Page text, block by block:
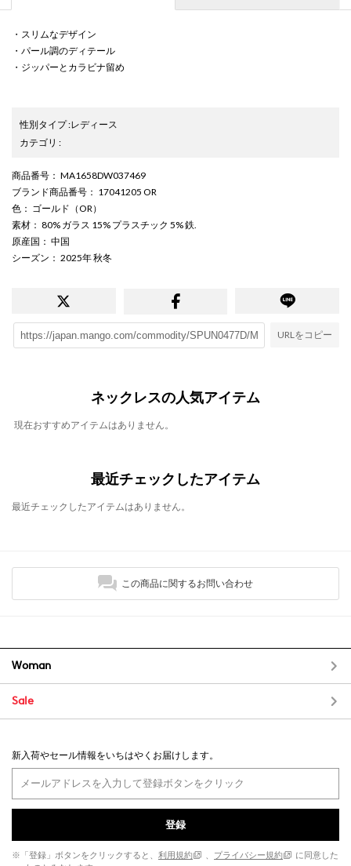
・スリムなデザイン
・パール調のディテール
・ジッパーとカラビナ留め
性別タイプ:レディース
カテゴリ :
商品番号 ： MA1658DW037469
ブランド商品番号 ： 17041205 OR
色 ： ゴールド（OR）
素材 ： 80% ガラス 15% プラスチック 5% 鉄.
原産国 ： 中国
シーズン ： 2025年 秋冬
URLをコピー
ネックレスの人気アイテム
現在おすすめアイテムはありません。
最近チェックしたアイテム
最近チェックしたアイテムはありません。
この商品に関するお問い合わせ
Woman
Sale
新入荷やセール情報をいちはやくお届けします。
登録
※「登録」ボタンをクリックすると、 利用規約 、 プライバシー規約
に同意した